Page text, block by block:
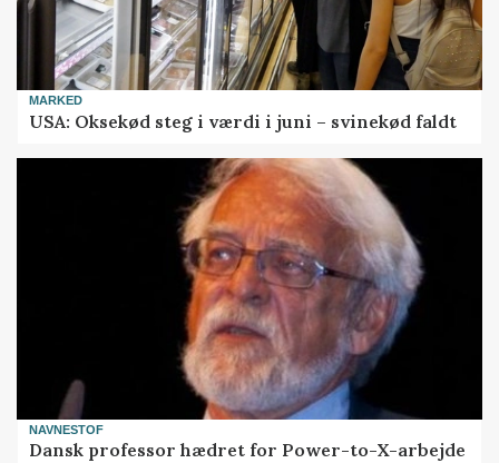
MARKED
USA: Oksekød steg i værdi i juni – svinekød faldt
NAVNESTOF
Dansk professor hædret for Power-to-X-arbejde